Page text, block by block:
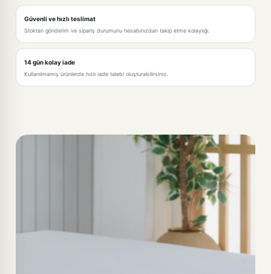
Güvenli ve hızlı teslimat
Stoktan gönderim ve sipariş durumunu hesabınızdan takip etme kolaylığı.
14 gün kolay iade
Kullanılmamış ürünlerde hızlı iade talebi oluşturabilirsiniz.